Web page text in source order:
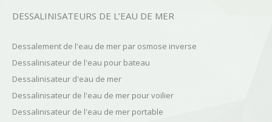
DESSALINISATEURS DE L’EAU DE MER
Dessalement de l'eau de mer par osmose inverse
Dessalinisateur de l'eau pour bateau
Dessalinisateur d'eau de mer
Dessalinisateur de l'eau de mer pour voilier
Dessalinisateur de l'eau de mer portable